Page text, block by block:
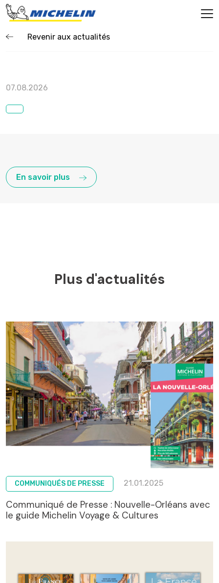
Revenir aux actualités
07.08.2026
En savoir plus
Plus d'actualités
COMMUNIQUÉS DE PRESSE 21.01.2025
Communiqué de Presse : Nouvelle-Orléans avec
le guide Michelin Voyage & Cultures